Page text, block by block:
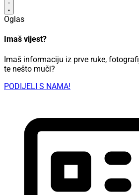
Oglas
Imaš vijest?
Imaš informaciju iz prve ruke,
te nešto muči?
PODIJELI S NAMA!